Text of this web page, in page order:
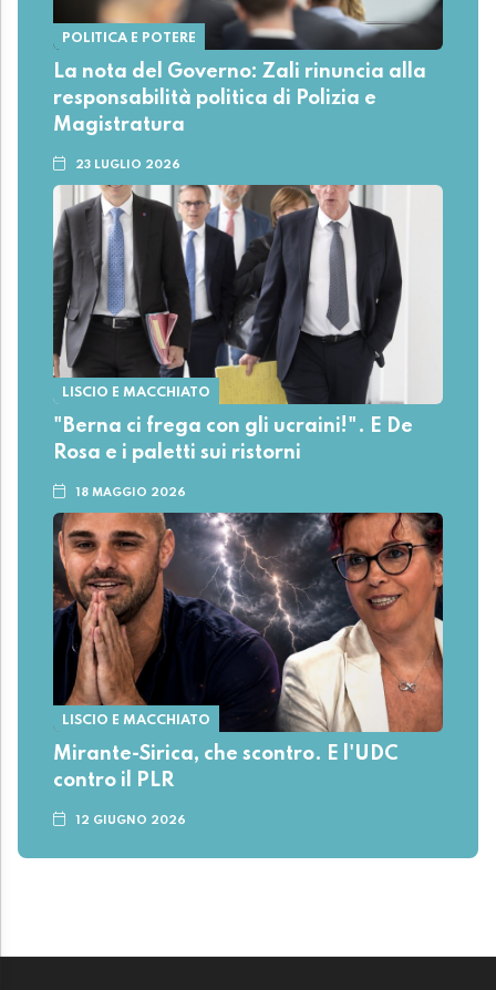
POLITICA E POTERE
La nota del Governo: Zali rinuncia alla
responsabilità politica di Polizia e
Magistratura
23 LUGLIO 2026
LISCIO E MACCHIATO
"Berna ci frega con gli ucraini!". E De
Rosa e i paletti sui ristorni
18 MAGGIO 2026
LISCIO E MACCHIATO
Mirante-Sirica, che scontro. E l'UDC
contro il PLR
12 GIUGNO 2026